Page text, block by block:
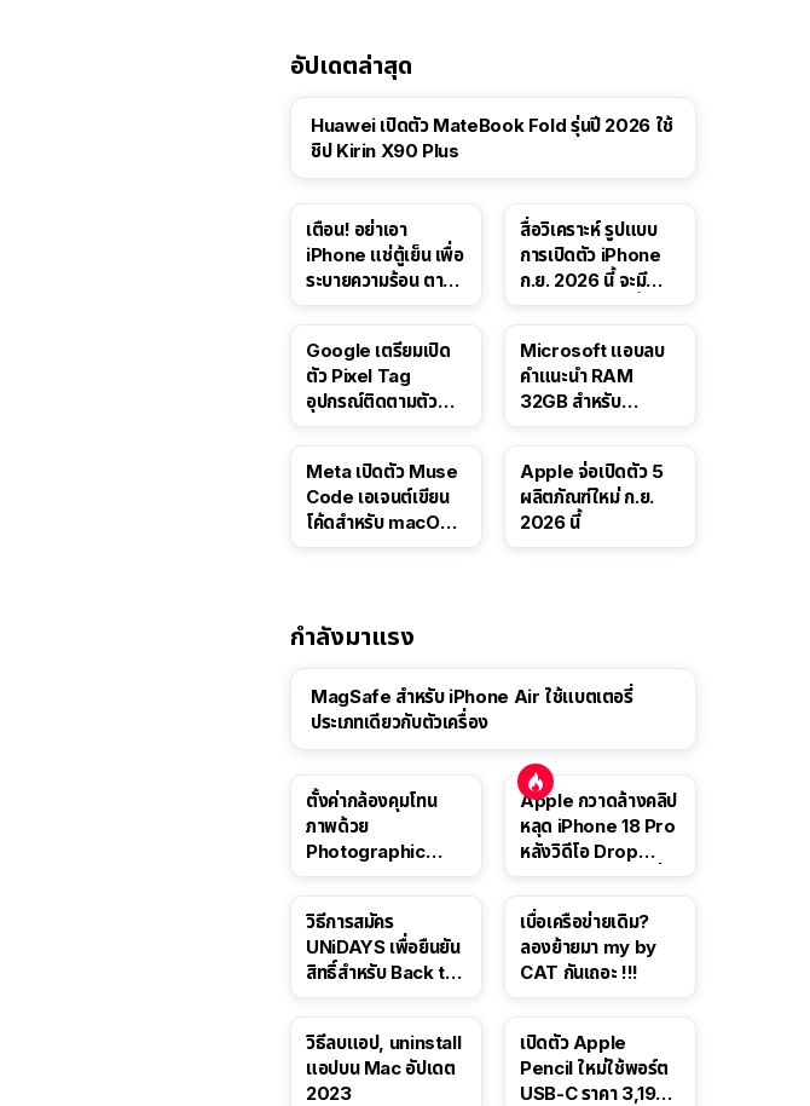
อัปเดตล่าสุด
Huawei เปิดตัว MateBook Fold รุ่นปี 2026 ใช้
ชิป Kirin X90 Plus
เตือน! อย่าเอา
iPhone แช่ตู้เย็น เพื่อ
ระบายความร้อน ตาม
สื่อวิเคราะห์ รูปแบบ
การเปิดตัว iPhone
ก.ย. 2026 นี้ จะมี
Google เตรียมเปิด
ตัว Pixel Tag
อุปกรณ์ติดตามตัว
Microsoft แอบลบ
คำแนะนำ RAM
32GB สำหรับ
Meta เปิดตัว Muse
Code เอเจนต์เขียน
โค้ดสำหรับ macOS
Apple จ่อเปิดตัว 5
ผลิตภัณฑ์ใหม่ ก.ย.
2026 นี้
กำลังมาแรง
MagSafe สำหรับ iPhone Air ใช้แบตเตอรี่
ประเภทเดียวกับตัวเครื่อง
ตั้งค่ากล้องคุมโทน
ภาพด้วย
Photographic
Apple กวาดล้างคลิป
หลุด iPhone 18 Pro
หลังวิดีโอ Drop
วิธีการสมัคร
UNiDAYS เพื่อยืนยัน
สิทธิ์สำหรับ Back to
เบื่อเครือข่ายเดิม?
ลองย้ายมา my by
CAT กันเถอะ !!!
วิธีลบแอป, uninstall
แอปบน Mac อัปเดต
2023
เปิดตัว Apple
Pencil ใหม่ใช้พอร์ต
USB-C ราคา 3,190